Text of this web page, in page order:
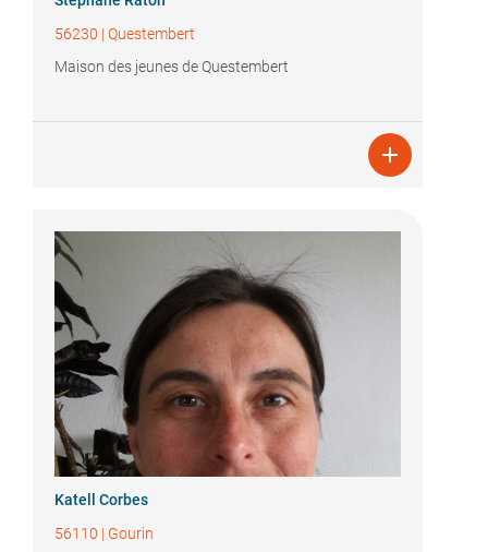
56230 | Questembert
Maison des jeunes de Questembert

Katell Corbes
56110 | Gourin